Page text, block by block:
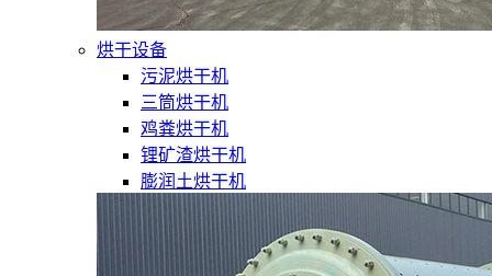
烘干设备
污泥烘干机
三筒烘干机
鸡粪烘干机
锂矿渣烘干机
膨润土烘干机